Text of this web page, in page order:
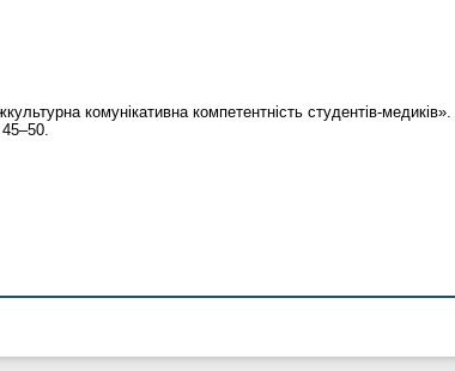
комунікативна компетентність студентів-медиків».